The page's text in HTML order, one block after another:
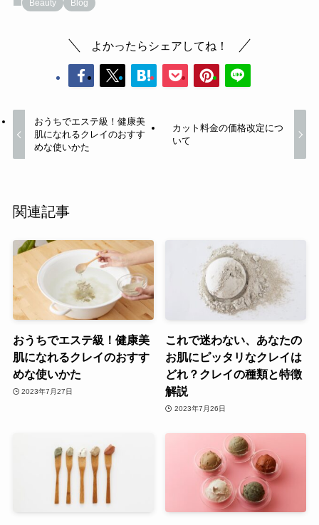
Beauty Blog
よかったらシェアしてね！
おうちでエステ級！健康美
肌になれるクレイのおすす
めな使いかた
カット料金の価格改定につ
いて
関連記事
おうちでエステ級！健康美
肌になれるクレイのおすす
めな使いかた
2023年7月27日
これで迷わない、あなたの
お肌にピッタリなクレイは
どれ？クレイの種類と特徴
解説
2023年7月26日